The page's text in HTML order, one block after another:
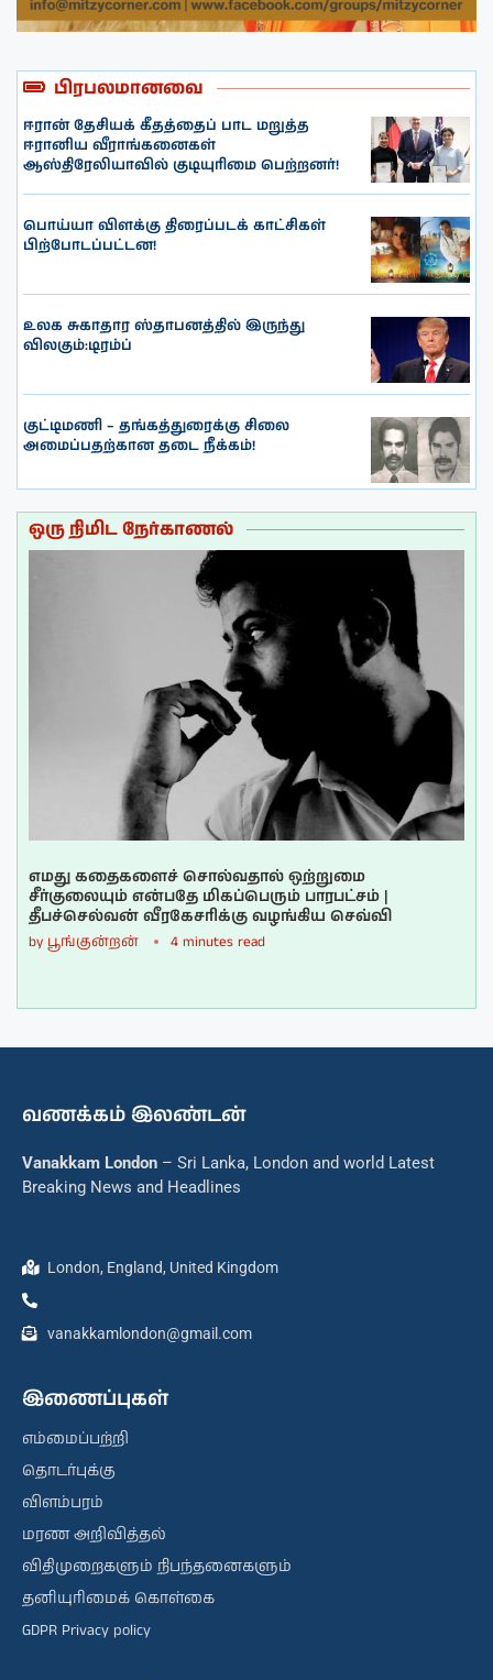
பிரபலமானவை
ஈரான் தேசியக் கீதத்தைப் பாட மறுத்த
ஈரானிய வீராங்கனைகள்
ஆஸ்திரேலியாவில் குடியுரிமை பெற்றனர்!
பொய்யா விளக்கு திரைப்படக் காட்சிகள்
பிற்போடப்பட்டன!
உலக சுகாதார ஸ்தாபனத்தில் இருந்து
விலகும்:டிரம்ப்
குட்டிமணி – தங்கத்துரைக்கு சிலை
அமைப்பதற்கான தடை நீக்கம்!
ஒரு நிமிட நேர்காணல்
எமது கதைகளைச் சொல்வதால் ஒற்றுமை
சீர்குலையும் என்பதே மிகப்பெரும் பாரபட்சம் |
தீபச்செல்வன் வீரகேசரிக்கு வழங்கிய செவ்வி
by பூங்குன்றன் 4 minutes read
வணக்கம் இலண்டன்
Vanakkam London – Sri Lanka, London and world Latest
Breaking News and Headlines
London, England, United Kingdom
vanakkamlondon@gmail.com
இணைப்புகள்
எம்மைப்பற்றி
தொடர்புக்கு
விளம்பரம்
மரண அறிவித்தல்
விதிமுறைகளும் நிபந்தனைகளும்
தனியுரிமைக் கொள்கை
GDPR Privacy policy